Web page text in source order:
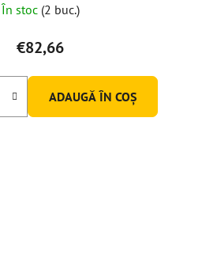
În stoc (2 buc.)
€82,66
ADAUGĂ ÎN COŞ